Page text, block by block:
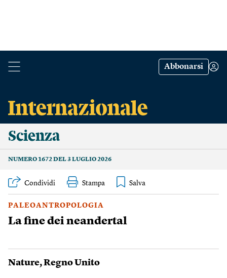
Abbonarsi
Scienza
NUMERO 1672 DEL 3 LUGLIO 2026
Condividi Stampa
PALEOANTROPOLOGIA
La fine dei neandertal
Nature,Regno Unito